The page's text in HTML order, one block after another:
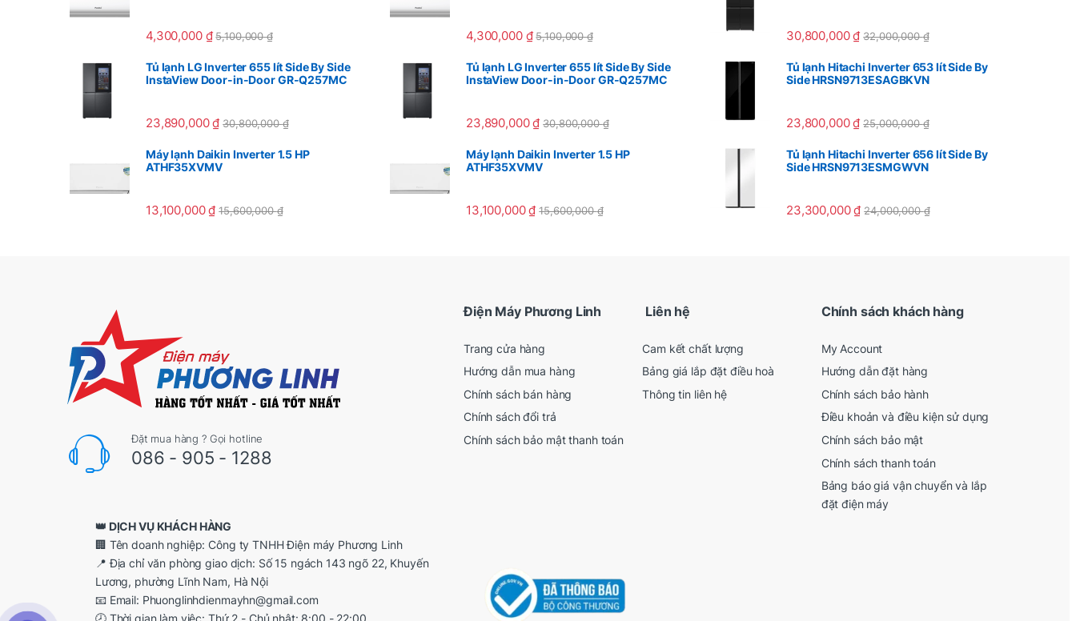
4,300,000 ₫ 5,100,000₫
Tủ lạnh LG Inverter 655 lít Side By Side
InstaView Door-in-Door GR-Q257MC
23,890,000₫ 30,800,000₫
Máy lạnh Daikin Inverter 1.5 HP
ATHF35XVMV
13,100,000₫ 15,600,000₫
4,300,000 ₫ 5,100,000₫
Tủ lạnh LG Inverter 655 lít Side By Side
InstaView Door-in-Door GR-Q257MC
23,890,000₫ 30,800,000₫
Máy lạnh Daikin Inverter 1.5 HP
ATHF35XVMV
13,100,000₫ 15,600,000₫
30,800,000₫ 32,000,000₫
Tủ lạnh Hitachi Inverter 653 lít Side By
Side HRSN9713ESAGBKVN
23,800,000₫ 25,000,000₫
Tủ lạnh Hitachi Inverter 656 lít Side By
Side HRSN9713ESMGWVN
23,300,000₫ 24,000,000₫
Đặt mua hàng ? Gọi hotline
086 - 905 - 1288
👑 DỊCH VỤ KHÁCH HÀNG
🏢 Tên doanh nghiệp: Công ty TNHH Điện máy Phương Linh
📍 Địa chỉ văn phòng giao dịch: Số 15 ngách 143 ngõ 22, Khuyến
Lương, phường Lĩnh Nam, Hà Nội
📧 Email: Phuonglinhdienmayhn@gmail.com
🕗 Thời gian làm việc: Thứ 2 - Chủ nhật: 8:00 - 22:00
Điện Máy Phương Linh
Trang cửa hàng
Hướng dẫn mua hàng
Chính sách bán hàng
Chính sách đổi trả
Chính sách bảo mật thanh toán
Liên hệ
Cam kết chất lượng
Bảng giá lắp đặt điều hoà
Thông tin liên hệ
Chính sách khách hàng
My Account
Hướng dẫn đặt hàng
Chính sách bảo hành
Điều khoản và điều kiện sử dụng
Chính sách bảo mật
Chính sách thanh toán
Bảng báo giá vận chuyển và lắp
đặt điện máy